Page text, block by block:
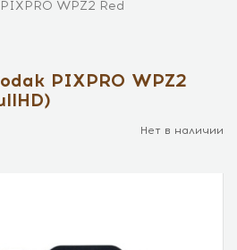
WPZ2 Red
PIXPRO WPZ2
Нет в наличии